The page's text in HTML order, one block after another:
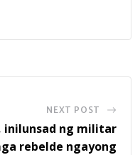
NEXT POST
inilunsad ng militar
rebelde ngayong